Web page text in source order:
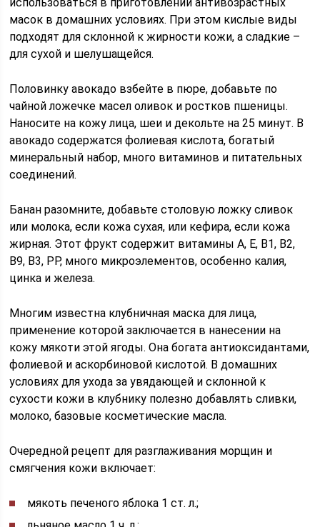
масок в домашних условиях. При этом кислые виды
подходят для склонной к жирности кожи, а сладкие –
для сухой и шелушащейся.
Половинку авокадо взбейте в пюре, добавьте по
чайной ложечке масел оливок и ростков пшеницы.
Наносите на кожу лица, шеи и декольте на 25 минут. В
авокадо содержатся фолиевая кислота, богатый
минеральный набор, много витаминов и питательных
соединений.
Банан разомните, добавьте столовую ложку сливок
или молока, если кожа сухая, или кефира, если кожа
жирная. Этот фрукт содержит витамины A, E, B1, B2,
B9, B3, PP, много микроэлементов, особенно калия,
цинка и железа.
Многим известна клубничная маска для лица,
применение которой заключается в нанесении на
кожу мякоти этой ягоды. Она богата антиоксидантами,
фолиевой и аскорбиновой кислотой. В домашних
условиях для ухода за увядающей и склонной к
сухости кожи в клубнику полезно добавлять сливки,
молоко, базовые косметические масла.
Очередной рецепт для разглаживания морщин и
смягчения кожи включает:
мякоть печеного яблока 1 ст. л.;